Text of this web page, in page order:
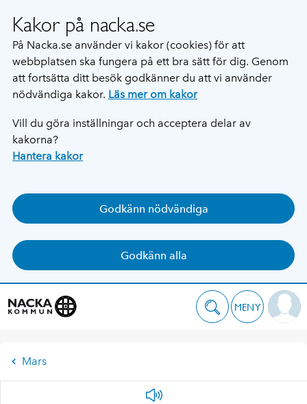
Kakor på nacka.se
På Nacka.se använder vi kakor (cookies) för att
webbplatsen ska fungera på ett bra sätt för dig. Genom
att fortsätta ditt besök godkänner du att vi använder
nödvändiga kakor. Läs mer om kakor
Vill du göra inställningar och acceptera delar av
kakorna?
Hantera kakor
Godkänn nödvändiga
Godkänn alla
MENY
Mars